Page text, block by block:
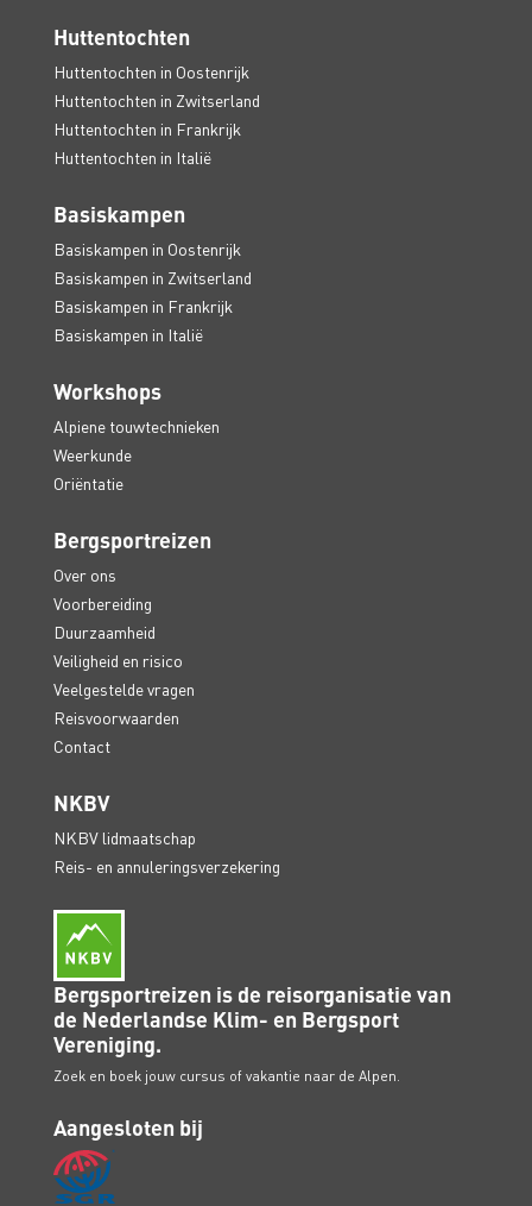
Huttentochten
Huttentochten in Oostenrijk
Huttentochten in Zwitserland
Huttentochten in Frankrijk
Huttentochten in Italië
Basiskampen
Basiskampen in Oostenrijk
Basiskampen in Zwitserland
Basiskampen in Frankrijk
Basiskampen in Italië
Workshops
Alpiene touwtechnieken
Weerkunde
Oriëntatie
Bergsportreizen
Over ons
Voorbereiding
Duurzaamheid
Veiligheid en risico
Veelgestelde vragen
Reisvoorwaarden
Contact
NKBV
NKBV lidmaatschap
Reis- en annuleringsverzekering
Bergsportreizen is de reisorganisatie van
de Nederlandse Klim- en Bergsport
Vereniging.
Zoek en boek jouw cursus of vakantie naar de Alpen.
Aangesloten bij